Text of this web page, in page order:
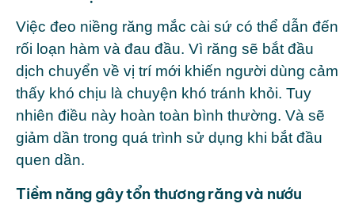
Việc đeo niềng răng mắc cài sứ có thể dẫn đến
rối loạn hàm và đau đầu. Vì răng sẽ bắt đầu
dịch chuyển về vị trí mới khiến người dùng cảm
thấy khó chịu là chuyện khó tránh khỏi. Tuy
nhiên điều này hoàn toàn bình thường. Và sẽ
giảm dần trong quá trình sử dụng khi bắt đầu
quen dần.
Tiềm năng gây tổn thương răng và nướu